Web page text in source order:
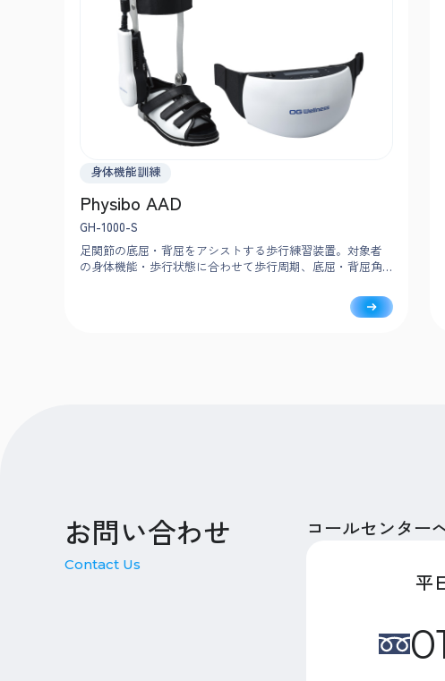
身体機能訓練
Physibo AAD
GH-1000-S
足関節の底屈・背屈をアシストする歩行練習装置。対象者
の身体機能・歩行状態に合わせて歩行周期、底屈・背屈角
お問い合わせ
Contact Us
コールセンター
平